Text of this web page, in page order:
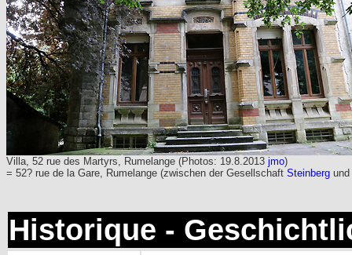
Villa, 52 rue des Martyrs, Rumelange (Photos: 19.8.2013 jmo)
= 52? rue de la Gare, Rumelange (zwischen der Gesellschaft Steinberg und
Historique -